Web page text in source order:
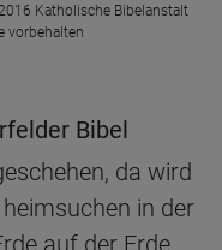
Katholische Bibelanstalt
vorbehalten
Bibel
da wird
in der
auf der Erde.